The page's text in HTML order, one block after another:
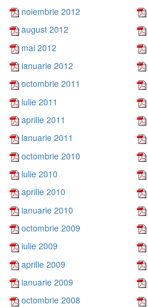
noiembrie 2012
august 2012
mai 2012
ianuarie 2012
octombrie 2011
iulie 2011
aprilie 2011
ianuarie 2011
octombrie 2010
iulie 2010
aprilie 2010
ianuarie 2010
octombrie 2009
iulie 2009
aprilie 2009
ianuarie 2009
octombrie 2008